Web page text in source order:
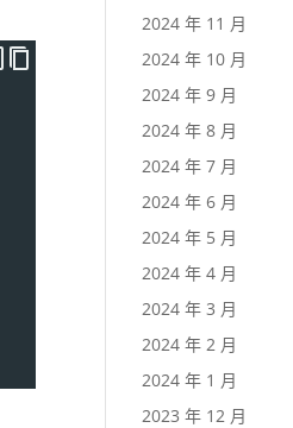
2024 年 11 月
2024 年 10 月
2024 年 9 月
2024 年 8 月
2024 年 7 月
2024 年 6 月
2024 年 5 月
2024 年 4 月
2024 年 3 月
2024 年 2 月
2024 年 1 月
2023 年 12 月